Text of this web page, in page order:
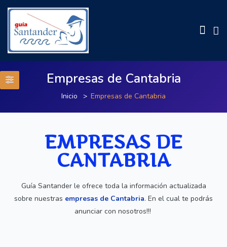
Empresas de Cantabria
Inicio Empresas de Cantabria
EMPRESAS DE
CANTABRIA
Guía Santander le ofrece toda la información actualizada
sobre nuestras empresas de Cantabria. En el cual te podrás
anunciar con nosotros!!!